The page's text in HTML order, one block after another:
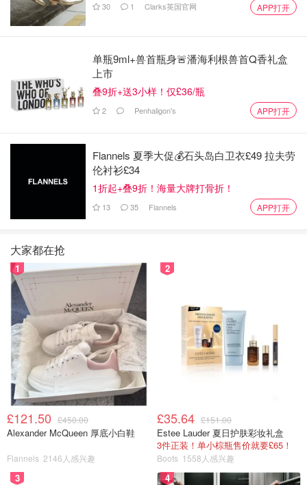
30 1 Clarks英国官网 APP打开
单瓶9ml+兽首瓶身🚨潘海利根兽首Q香礼盒
上市
叠9折+送3小样！仅£36/瓶
2 Penhaligon's APP打开
Flannels 夏季大促💰石头岛白卫衣£49 拉夫劳
伦衬衫£34
1折起+叠9折！海量大牌打骨折！
13 35 Flannels APP打开
大家都在抢
1
£121.50 £450.00
Alexander McQueen 厚底小白鞋
Flannels 2146人感兴趣
2
£35.64 £151.00
Estee Lauder 夏日护肤彩妆礼盒
3件正装！单小棕瓶售价就要£65！
Boots 1558人感兴趣
3 4